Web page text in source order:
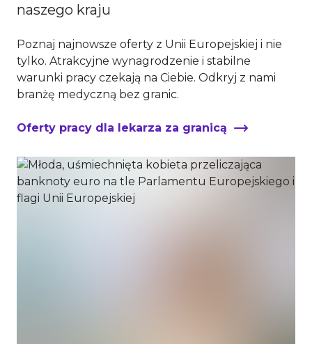
naszego kraju
Poznaj najnowsze oferty z Unii Europejskiej i nie
tylko. Atrakcyjne wynagrodzenie i stabilne
warunki pracy czekają na Ciebie. Odkryj z nami
branżę medyczną bez granic.
Oferty pracy dla lekarza za granicą